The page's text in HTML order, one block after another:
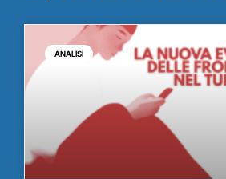
ANALISI